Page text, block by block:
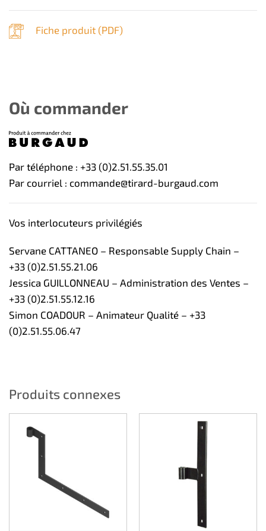
Fiche produit (PDF)
Où commander
Par téléphone : +33 (0)2.51.55.35.01
Par courriel : commande@tirard-burgaud.com
Vos interlocuteurs privilégiés
Servane CATTANEO – Responsable Supply Chain –
+33 (0)2.51.55.21.06
Jessica GUILLONNEAU – Administration des Ventes –
+33 (0)2.51.55.12.16
Simon COADOUR – Animateur Qualité – +33
(0)2.51.55.06.47
Produits connexes